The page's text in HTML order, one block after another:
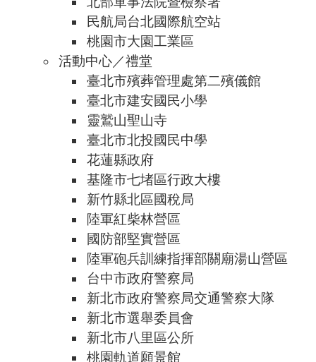
民航局台北國際航空站
桃園市大園工業區
活動中心／禮堂
臺北市殯葬管理處第二殯儀館
臺北市建安國民小學
靈鷲山聖山寺
臺北市北投國民中學
花蓮縣政府
基隆市七堵區行政大樓
新竹縣北區國稅局
陸軍紅柴林營區
國防部堅實營區
陸軍砲兵訓練指揮部關廟湯山營區
台中市政府警察局
新北市政府警察局交通警察大隊
新北市選舉委員會
新北市八里區公所
桃園軌道願景館